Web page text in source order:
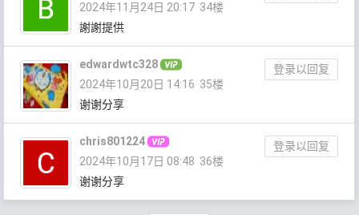
2024年11月24日 20:17 34楼
謝謝提供
edwardwtc328
登录以回复
2024年10月20日 14:16 35楼
谢谢分享
chris801224
登录以回复
2024年10月17日 08:48 36楼
谢谢分享